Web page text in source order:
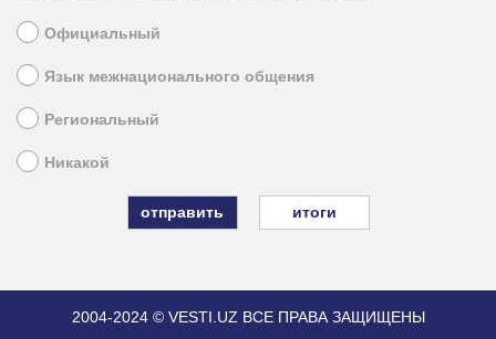
Официальный
Язык межнационального общения
Региональный
Никакой
итоги
2004-2024 © VESTI.UZ ВСЕ ПРАВА ЗАЩИЩЕНЫ